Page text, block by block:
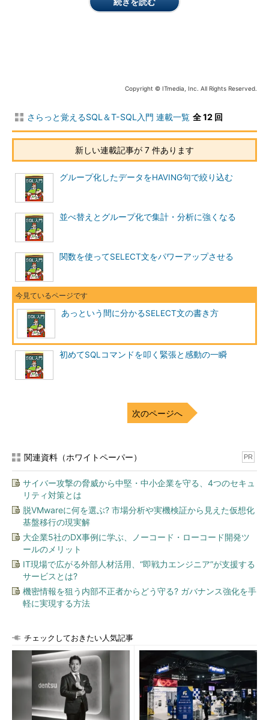
タリスクを利用することで、テーブルの構成を知らなくとも簡単
い。***
すると拡大します）
列名を指定した場合の結果は、SELECT句で記述した順に表示
されます。列順を入れ替えることで、見やすい結果に調整するこ
とが可能です。
AS句を利用した別名の付与
SELECT文を発行すると、表の形でデータを得ることができま
す。その際、列名にはテーブル定義に従った名前が表示されます
は、SELECT句で指定した列名の後に「AS」句を利用します。次
の例では、2つの列に対し別名を付与しています。
い。***
図3 列名に対し別名を付与する
（画像をクリック
すると拡大します）
名の付与は、次回以降紹介するテーブル結合の際によく利用しま
DISTINCT句による重複データの絞り込み
Productテーブルは、製品ごとの色情報を収めた列「Color」を
持っています。このColor列から重複した内容を取り除き、
Copyright © ITmedia, Inc. All Rights Reserved.
さらっと覚えるSQL＆T-SQL入門 連載一覧 全 12 回
新しい連載記事が 7 件あります
グループ化したデータをHAVING句で絞り込む
並べ替えとグループ化で集計・分析に強くなる
関数を使ってSELECT文をパワーアップさせる
あっという間に分かるSELECT文の書き方
初めてSQLコマンドを叩く緊張と感動の一瞬
次のページへ
関連資料（ホワイトペーパー） PR
サイバー攻撃の脅威から中堅・中小企業を守る、4つのセキュ
リティ対策とは
脱VMwareに何を選ぶ? 市場分析や実機検証から見えた仮想化
基盤移行の現実解
大企業5社のDX事例に学ぶ、ノーコード・ローコード開発ツ
ールのメリット
IT現場で広がる外部人材活用、“即戦力エンジニア”が支援する
サービスとは?
機密情報を狙う内部不正者からどう守る? ガバナンス強化を手
軽に実現する方法
チェックしておきたい人気記事